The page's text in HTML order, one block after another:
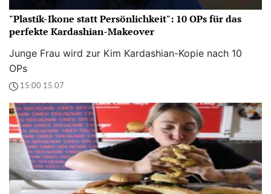
"Plastik-Ikone statt Persönlichkeit": 10 OPs für das
perfekte Kardashian-Makeover
Junge Frau wird zur Kim Kardashian-Kopie nach 10
OPs
15:00 15.07